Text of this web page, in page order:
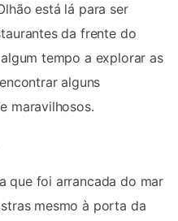
está lá para ser
da frente do
tempo a explorar as
alguns
maravilhosos.
que foi arrancada do mar
mesmo à porta da